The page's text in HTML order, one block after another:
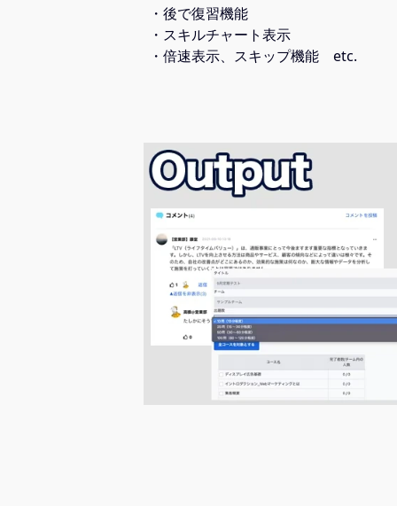
・後で復習機能
・スキルチャート表示
・倍速表示、スキップ機能 etc.